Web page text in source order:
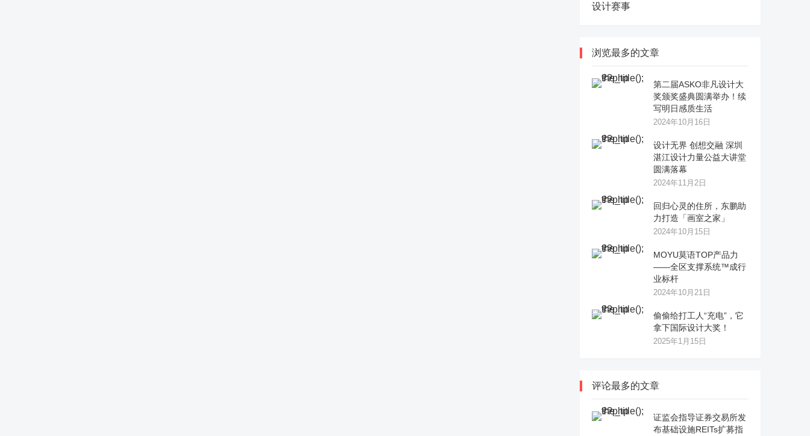
设计赛事
浏览最多的文章
第二届ASKO非凡设计大
奖颁奖盛典圆满举办！续
写明日感质生活
2024年10月16日
设计无界 创想交融 深圳
湛江设计力量公益大讲堂
圆满落幕
2024年11月2日
回归心灵的住所，东鹏助
力打造「画室之家」
2024年10月15日
MOYU莫语TOP产品力
——全区支撑系统™成行
业标杆
2024年10月21日
偷偷给打工人“充电”，它
拿下国际设计大奖！
2025年1月15日
评论最多的文章
证监会指导证券交易所发
布基础设施REITs扩募指